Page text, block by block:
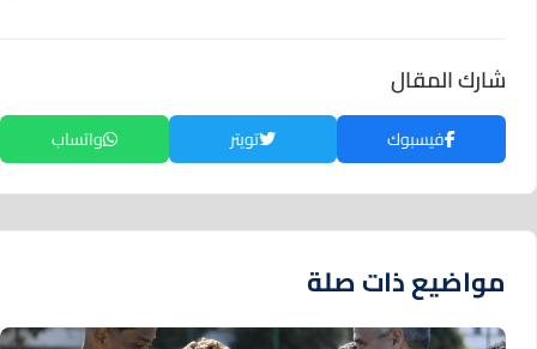
شارك المقال
فيسبوك تويتر واتساب
مواضيع ذات صلة